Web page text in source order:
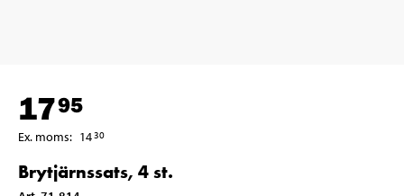
1795
Ex. moms: 1430
Brytjärnssats, 4 st.